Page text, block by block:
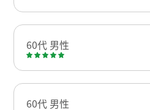
60代 男性
60代 男性